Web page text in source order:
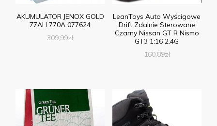
AKUMULATOR JENOX GOLD
77AH 770A 077624
309,99zł
LeanToys Auto Wyścigowe
Drift Zdalnie Sterowane
Czarny Nissan GT R Nismo
GT3 1:16 2.4G
160,89zł